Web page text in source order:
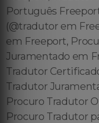
Português
(@tradutor em
em Freeport,
Juramentado em
Tradutor
Tradutor
Procuro Tradutor
Procuro Tradutor